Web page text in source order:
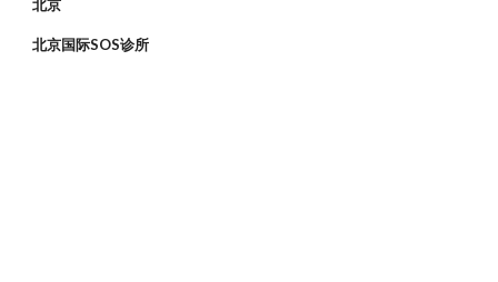
北京
北京国际SOS诊所